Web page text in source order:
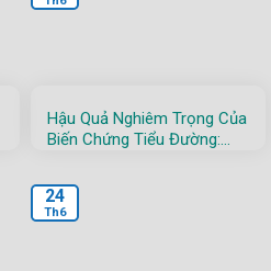
Hậu Quả Nghiêm Trọng Của
Biến Chứng Tiểu Đường:
Phá Cơ Thể Bạn!
24
Th6